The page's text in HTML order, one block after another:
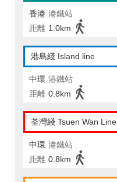
香港 港鐵站
距離 1.0km
港島綫 Island line
中環 港鐵站
距離 0.8km
荃灣綫 Tsuen Wan Line
中環 港鐵站
距離 0.8km